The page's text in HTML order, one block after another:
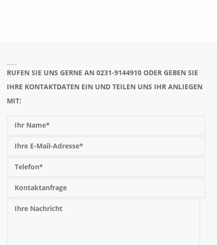
RUFEN SIE UNS GERNE AN 0231-9144910 ODER GEBEN SIE
IHRE KONTAKTDATEN EIN UND TEILEN UNS IHR ANLIEGEN
MIT: